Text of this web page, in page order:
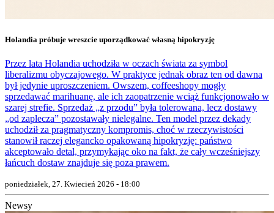
Holandia próbuje wreszcie uporządkować własną hipokryzję
Przez lata Holandia uchodziła w oczach świata za symbol
liberalizmu obyczajowego. W praktyce jednak obraz ten od dawna
był jedynie uproszczeniem. Owszem, coffeeshopy mogły
sprzedawać marihuanę, ale ich zaopatrzenie wciąż funkcjonowało w
szarej strefie. Sprzedaż „z przodu” była tolerowana, lecz dostawy
„od zaplecza” pozostawały nielegalne. Ten model przez dekady
uchodził za pragmatyczny kompromis, choć w rzeczywistości
stanowił raczej elegancko opakowaną hipokryzję: państwo
akceptowało detal, przymykając oko na fakt, że cały wcześniejszy
łańcuch dostaw znajduje się poza prawem.
poniedziałek, 27. Kwiecień 2026 - 18:00
Newsy